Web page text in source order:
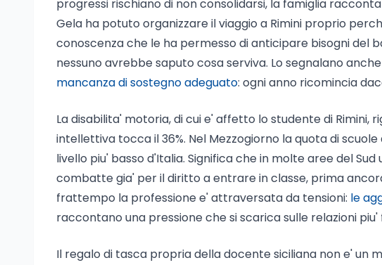
progressi rischiano di non consolidarsi, la famiglia
Gela ha potuto organizzare il viaggio a Rimini proprio
conoscenza che le ha permesso di anticipare bisogni del
nessuno avrebbe saputo cosa serviva. Lo segnalano anche
mancanza di sostegno adeguato: ogni anno ricomincia
La disabilita' motoria, di cui e' affetto lo studente di Rimini,
intellettiva tocca il 36%. Nel Mezzogiorno la quota di
livello piu' basso d'Italia. Significa che in molte aree del
combatte gia' per il diritto a entrare in classe, prima
frattempo la professione e' attraversata da tensioni: le
raccontano una pressione che si scarica sulle relazioni piu'
Il regalo di tasca propria della docente siciliana non e' un